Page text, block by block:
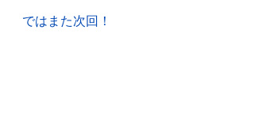
ではまた次回！